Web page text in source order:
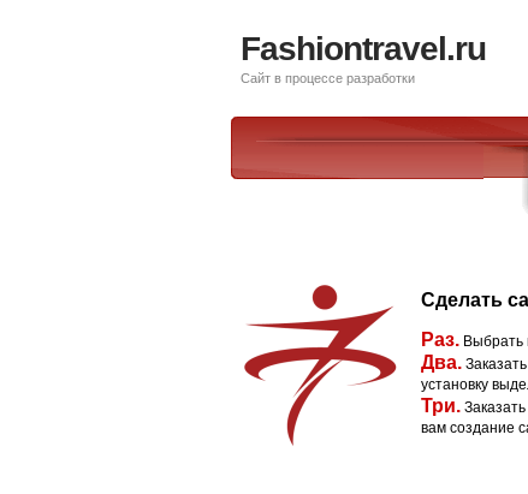
Fashiontravel.ru
Сайт в процессе разработки
Сделать
Раз. Выбрать
Два.
установку
Три.
вам создание